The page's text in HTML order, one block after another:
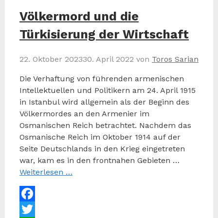
Völkermord und die
Türkisierung der Wirtschaft
22. Oktober 202330. April 2022 von Toros Sarian
Die Verhaftung von führenden armenischen
Intellektuellen und Politikern am 24. April 1915
in Istanbul wird allgemein als der Beginn des
Völkermordes an den Armenier im
Osmanischen Reich betrachtet. Nachdem das
Osmanische Reich im Oktober 1914 auf der
Seite Deutschlands in den Krieg eingetreten
war, kam es in den frontnahen Gebieten …
Weiterlesen …
Facebook